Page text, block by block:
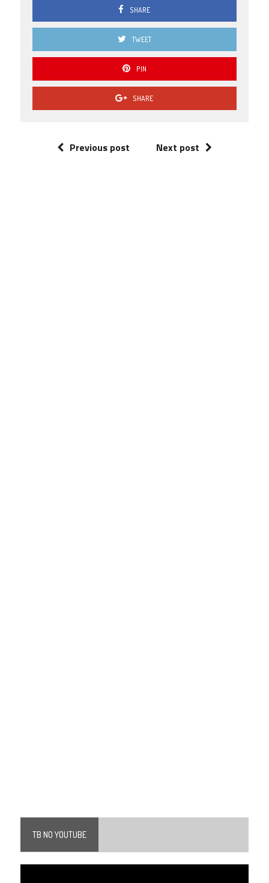
SHARE
TWEET
PIN
SHARE
Previous post Next post
TB NO YOUTUBE